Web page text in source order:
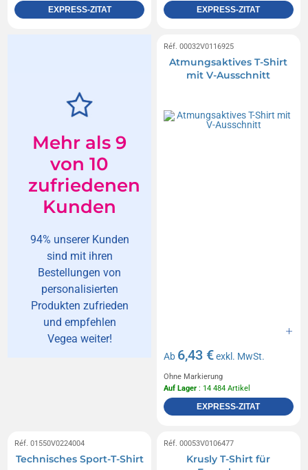
EXPRESS-ZITAT EXPRESS-ZITAT
Mehr als 9
von 10
zufriedenen
Kunden
94% unserer Kunden
sind mit ihren
Bestellungen von
personalisierten
Produkten zufrieden
und empfehlen
Vegea weiter!
Réf. 00032V0116925
Atmungsaktives T-Shirt
mit V-Ausschnitt
Ab 6,43 €exkl. MwSt.
Ohne Markierung
Auf Lager : 14 484 Artikel
EXPRESS-ZITAT
Réf. 01550V0224004
Technisches Sport-T-Shirt
Réf. 00053V0106477
Krusly T-Shirt für